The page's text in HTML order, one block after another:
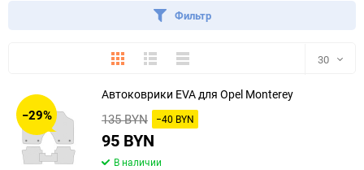
Фильтр
ПлиткаПодробноКомпактно 30
−29%
Автоковрики EVA для Opel Monterey
135 BYN −40 BYN
95 BYN
В наличии